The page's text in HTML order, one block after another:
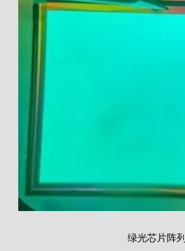
绿光芯片阵列